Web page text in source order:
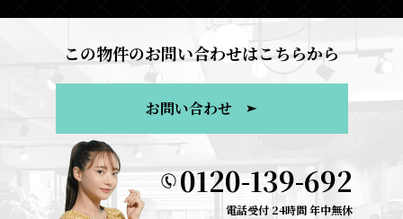
この物件のお問い合わせはこちらから
お問い合わせ
0120-139-692
電話受付 24時間 年中無休